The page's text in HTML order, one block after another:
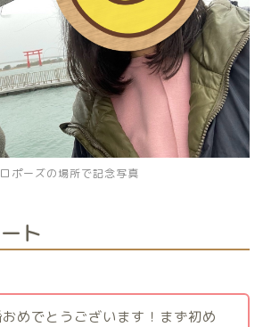
ポーズの場所で記念写真
ト
めでとうございます！まず初め